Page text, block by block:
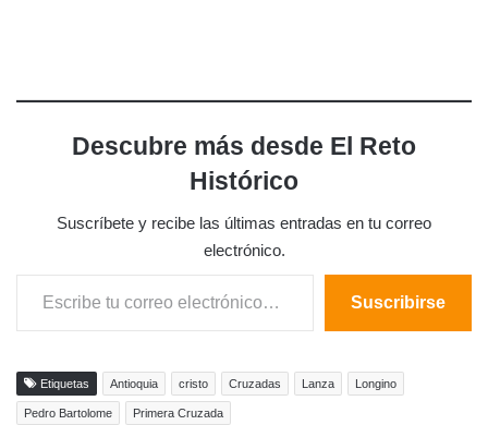
Descubre más desde El Reto
Histórico
Suscríbete y recibe las últimas entradas en tu correo
electrónico.
Escribe tu correo electrónico…
Suscribirse
Etiquetas Antioquia cristo Cruzadas Lanza Longino
Pedro Bartolome Primera Cruzada